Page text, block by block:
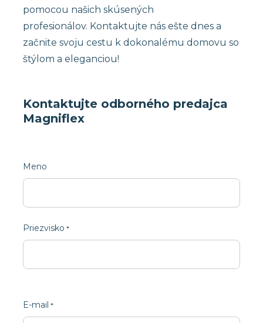
pomocou našich skúsených
profesionálov. Kontaktujte nás ešte dnes a
začnite svoju cestu k dokonalému domovu so
štýlom a eleganciou!
Kontaktujte odborného predajca
Magniflex
Meno
Priezvisko
E-mail